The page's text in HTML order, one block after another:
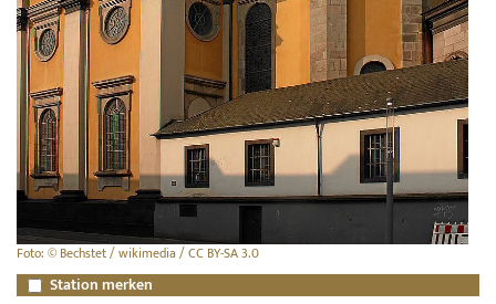
Foto: © Bechstet / wikimedia / CC BY-SA 3.0
Station merken